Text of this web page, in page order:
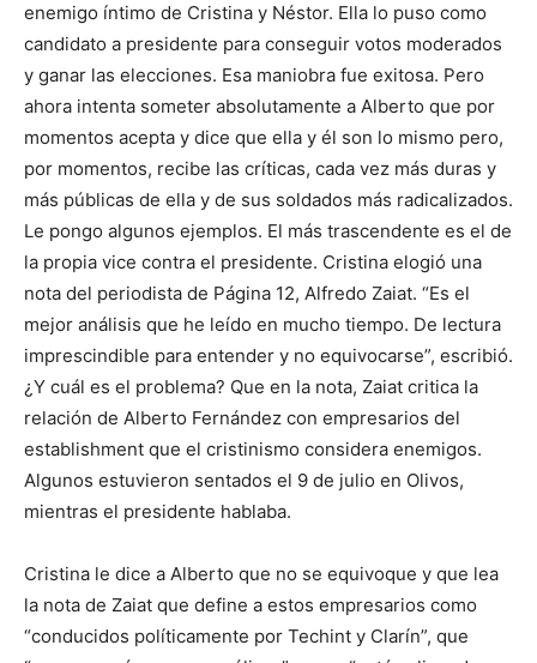
enemigo íntimo de Cristina y Néstor. Ella lo puso como
candidato a presidente para conseguir votos moderados
y ganar las elecciones. Esa maniobra fue exitosa. Pero
ahora intenta someter absolutamente a Alberto que por
momentos acepta y dice que ella y él son lo mismo pero,
por momentos, recibe las críticas, cada vez más duras y
más públicas de ella y de sus soldados más radicalizados.
Le pongo algunos ejemplos. El más trascendente es el de
la propia vice contra el presidente. Cristina elogió una
nota del periodista de Página 12, Alfredo Zaiat. “Es el
mejor análisis que he leído en mucho tiempo. De lectura
imprescindible para entender y no equivocarse”, escribió.
¿Y cuál es el problema? Que en la nota, Zaiat critica la
relación de Alberto Fernández con empresarios del
establishment que el cristinismo considera enemigos.
Algunos estuvieron sentados el 9 de julio en Olivos,
mientras el presidente hablaba.
Cristina le dice a Alberto que no se equivoque y que lea
la nota de Zaiat que define a estos empresarios como
“conducidos políticamente por Techint y Clarín”, que